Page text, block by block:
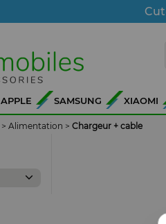
APPLE SAMSUNG XIAOMI
> Alimentation > Chargeur + cable